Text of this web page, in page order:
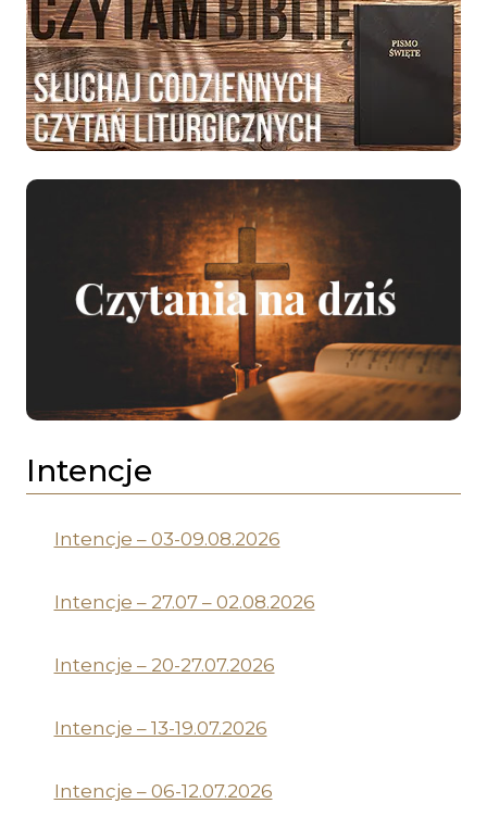
Intencje
Intencje – 03-09.08.2026
Intencje – 27.07 – 02.08.2026
Intencje – 20-27.07.2026
Intencje – 13-19.07.2026
Intencje – 06-12.07.2026